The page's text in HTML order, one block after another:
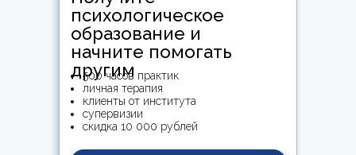
500 часов практик
личная терапия
клиенты от института
супервизии
скидка 10 000 рублей
психологическое
образование и
начните помогать
другим